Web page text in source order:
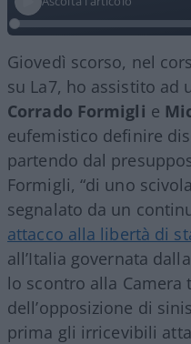
Giovedì scorso, nel
su La7, ho assistito
Corrado Formigli e
eufemistico definire
partendo dal
Formigli, “di uno
segnalato da un
attacco alla libertà di
all’Italia governata
lo scontro alla
dell’opposizione di
prima gli irricevibili